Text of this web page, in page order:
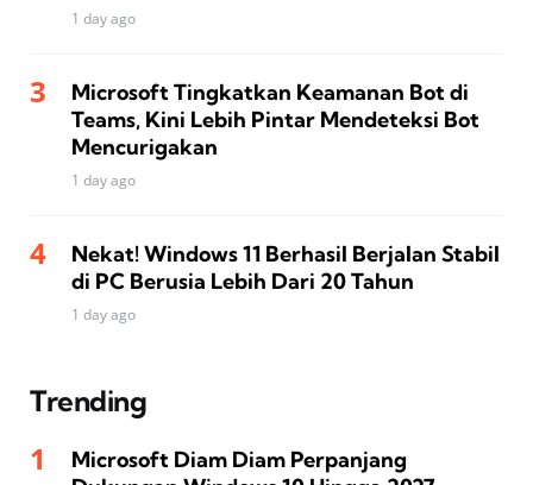
1 day ago
Microsoft Tingkatkan Keamanan Bot di
Teams, Kini Lebih Pintar Mendeteksi Bot
Mencurigakan
1 day ago
Nekat! Windows 11 Berhasil Berjalan Stabil
di PC Berusia Lebih Dari 20 Tahun
1 day ago
Trending
Microsoft Diam Diam Perpanjang